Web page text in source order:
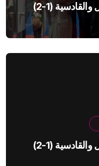
بالفيديو | ملخص مباراة الهلال والقادسية (1-2)
بالفيديو | ملخص مباراة الهلال والقادسية (1-2)